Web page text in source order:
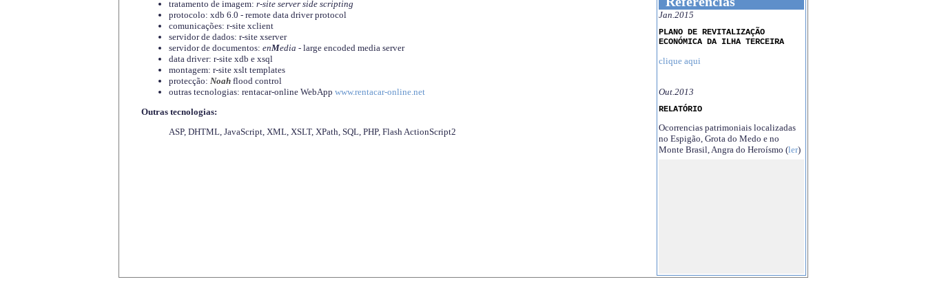
tratamento de imagem: r-site server side scripting
protocolo: xdb 6.0 - remote data driver protocol
comunicações: r-site xclient
servidor de dados: r-site xserver
servidor de documentos: enMedia - large encoded media server
data driver: r-site xdb e xsql
montagem: r-site xslt templates
protecção: Noahflood control
outras tecnologias: rentacar-online WebApp www.rentacar-online.net
Outras tecnologias:
ASP, DHTML, JavaScript, XML, XSLT, XPath, SQL, PHP, Flash ActionScript2
Jan.2015
PLANO DE REVITALIZAÇÃO
ECONÓMICA DA ILHA TERCEIRA
clique aqui
Out.2013
RELATÓRIO
Ocorrencias patrimoniais localizadas
no Espigão, Grota do Medo e no
Monte Brasil, Angra do Heroísmo (ler)